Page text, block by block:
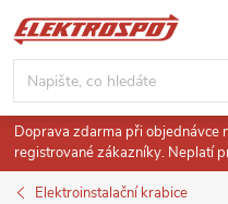
Přejít
na
obsah
Doprava zdarma při objednávce
registrované zákazníky. Neplatí
Elektroinstalační krabice